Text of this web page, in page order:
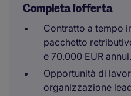
Completa l'offerta
Contratto a tempo
pacchetto
e 70.000 EUR annui.
Opportunità di
organizzazione